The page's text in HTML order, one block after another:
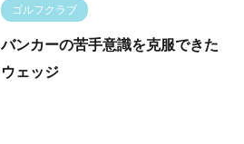
ゴルフクラブ
バンカーの苦手意識を克服できた
ウェッジ